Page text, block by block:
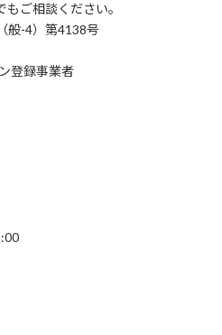
ご相談ください。
般-4）第4138号
登録事業者